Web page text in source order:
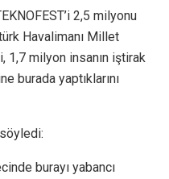
2,5 milyonu
Havalimanı Millet
1,7 milyon insanın iştirak
burada yaptıklarını
burayı yabancı